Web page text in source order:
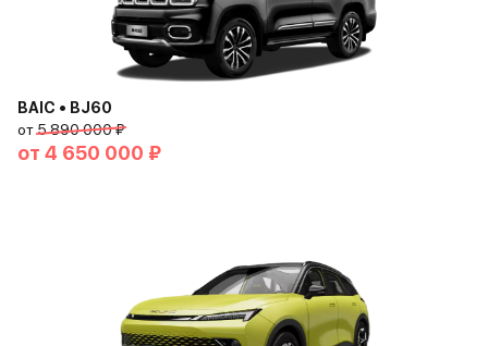
BAIC • BJ60
от5 890 000 ₽
от 4 650 000 ₽